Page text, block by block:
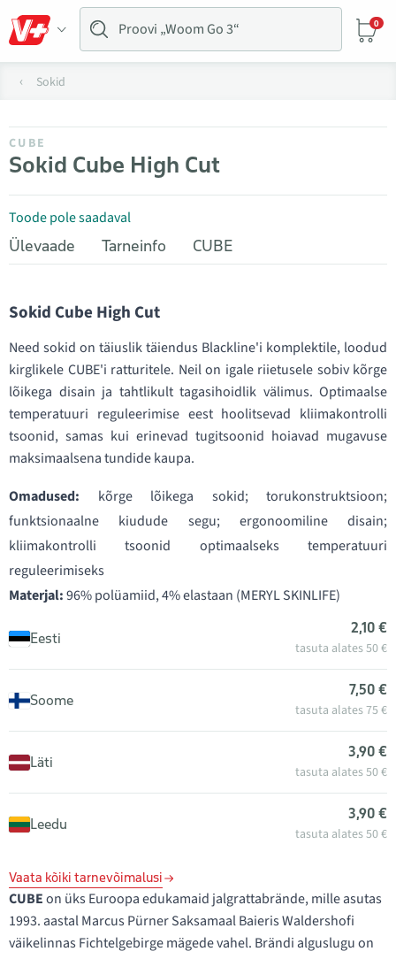
0
Sokid
CUBE
Sokid Cube High Cut
Toode pole saadaval
Ülevaade
Tarneinfo CUBE
Sokid Cube High Cut
Need sokid on täiuslik täiendus Blackline'i komplektile, loodud
kirglikele CUBE'i ratturitele. Neil on igale riietusele sobiv kõrge
lõikega disain ja tahtlikult tagasihoidlik välimus. Optimaalse
temperatuuri reguleerimise eest hoolitsevad kliimakontrolli
tsoonid, samas kui erinevad tugitsoonid hoiavad mugavuse
maksimaalsena tundide kaupa.
Omadused: kõrge lõikega sokid; torukonstruktsioon;
funktsionaalne kiudude segu; ergonoomiline disain;
kliimakontrolli tsoonid optimaalseks temperatuuri
reguleerimiseks
Materjal:96% polüamiid, 4% elastaan (MERYL SKINLIFE)
Eesti
2,10 €
tasuta alates 50 €
Soome
7,50 €
tasuta alates 75 €
Läti
3,90 €
tasuta alates 50 €
Leedu
3,90 €
tasuta alates 50 €
Vaata kõiki tarnevõimalusi
CUBEon üks Euroopa edukamaid jalgrattabrände, mille asutas
1993. aastal Marcus Pürner Saksamaal Baieris Waldershofi
väikelinnas Fichtelgebirge mägede vahel. Brändi alguslugu on